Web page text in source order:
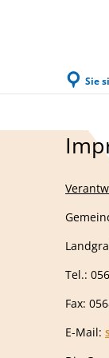
Sie
Tel.:
Fax:
E-Mail: